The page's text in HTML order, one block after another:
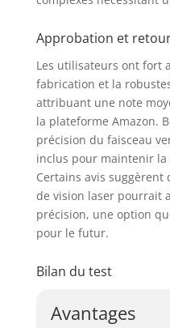
Approbation et
Les utilisateurs ont fort
fabrication et la
attribuant une note
la plateforme Amazon.
précision du faisceau
inclus pour maintenir la
Certains avis suggèrent
de vision laser pourrait
précision, une option
pour le futur.
Bilan du test
Avantages